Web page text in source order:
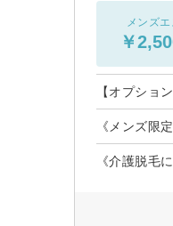
メンズ
￥
【オプショ
《メンズ限
《介護脱毛